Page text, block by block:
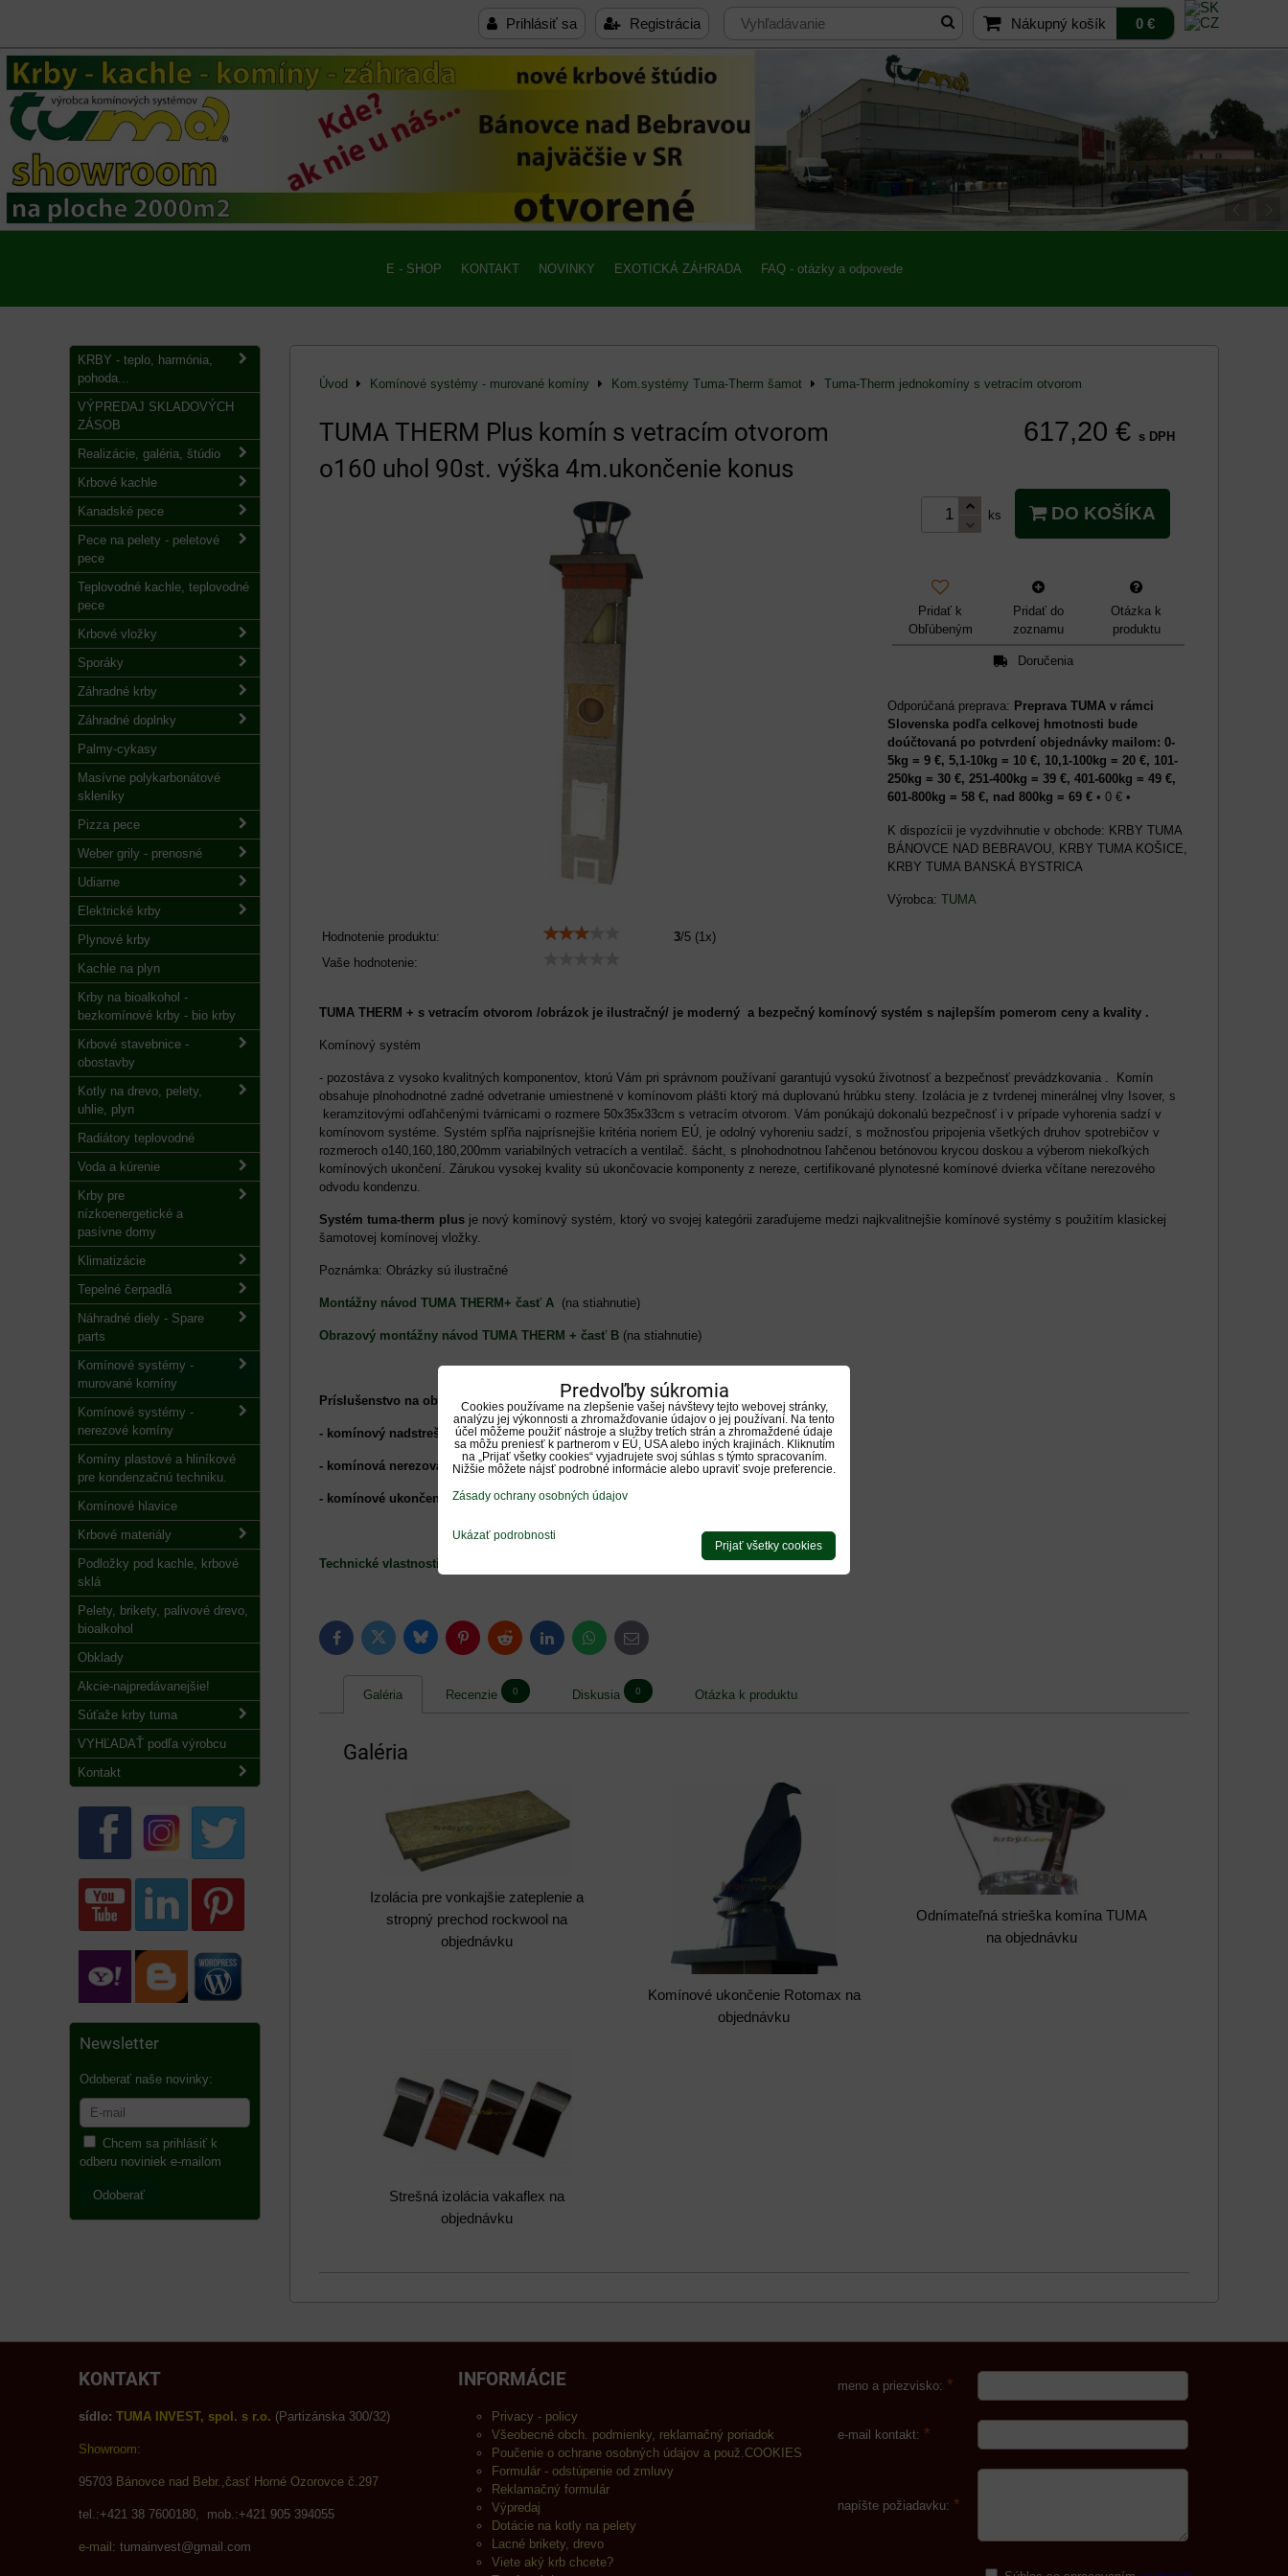
Prihlásiť sa Registrácia Nákupný košík 0 €
E - SHOP KONTAKT NOVINKY EXOTICKÁ ZÁHRADA FAQ - otázky a odpovede
Úvod Komínové systémy - murované komíny Kom.systémy Tuma-Therm šamot Tuma-Therm jednokomíny s vetracím otvorom
TUMA THERM Plus komín s vetracím otvorom
o160 uhol 90st. výška 4m.ukončenie konus
Hodnotenie produktu: 3/5 (1x)
Vaše hodnotenie:
617,20 € s DPH
ks DO KOŠÍKA
Pridať k
Obľúbeným
Pridať do
zoznamu
Otázka k
produktu
Doručenia
Preprava TUMA v rámci
Slovenska podľa celkovej hmotnosti bude
doúčtovaná po potvrdení objednávky mailom: 0-
5kg = 9 €, 5,1-10kg = 10 €, 10,1-100kg = 20 €, 101-
250kg = 30 €, 251-400kg = 39 €, 401-600kg = 49 €,
601-800kg = 58 €, nad 800kg = 69 € • 0 € •
KRBY TUMA
BÁNOVCE NAD BEBRAVOU, KRBY TUMA KOŠICE,
KRBY TUMA BANSKÁ BYSTRICA
Výrobca: TUMA
TUMA THERM + s vetracím otvorom /obrázok je ilustračný/ je moderný a bezpečný komínový systém s najlepším pomerom ceny a kvality .
Komínový systém
- pozostáva z vysoko kvalitných komponentov, ktorú Vám pri správnom používaní garantujú vysokú životnosť a bezpečnosť prevádzkovania . Komín
obsahuje plnohodnotné zadné odvetranie umiestnené v komínovom plášti ktorý má duplovanú hrúbku steny. Izolácia je z tvrdenej minerálnej vlny Isover, s
keramzitovými odľahčenými tvárnicami o rozmere 50x35x33cm s vetracím otvorom. Vám ponúkajú dokonalú bezpečnosť i v prípade vyhorenia sadzí v
komínovom systéme. Systém spľňa najprísnejšie kritéria noriem EÚ, je odolný vyhoreniu sadzí, s možnosťou pripojenia všetkých druhov spotrebičov v
rozmeroch o140,160,180,200mm variabilných vetracích a ventilač. šácht, s plnohodnotnou ľahčenou betónovou krycou doskou a výberom niekoľkých
komínových ukončení. Zárukou vysokej kvality sú ukončovacie komponenty z nereze, certifikované plynotesné komínové dvierka včítane nerezového
odvodu kondenzu.
Systém tuma-therm plus je nový komínový systém, ktorý vo svojej kategórii zaraďujeme medzi najkvalitnejšie komínové systémy s použitím klasickej
šamotovej komínovej vložky.
Poznámka: Obrázky sú ilustračné
Montážny návod TUMA THERM+ časť A (na stiahnutie)
Obrazový montážny návod TUMA THERM + časť B (na stiahnutie)
Príslušenstvo na objednávku:
- komínový nadstrešný dekorverzia tehla výška 7,2cm (objednať)
- komínová nerezová odnímateľná strieška(objednať)
- komínové ukončenie Rotomax, Turbomax cenapodľa veľkosti a typu
Technické vlastnosti
FacebookTwitter BlueskyPinterestReddit LinkedInWhatsApp
E-
mail
Galéria Recenzie 0 Diskusia 0 Otázka k produktu
Galéria
Izolácia pre vonkajšie zateplenie a
stropný prechod rockwool na
objednávku
Komínové ukončenie Rotomax na
objednávku
Odnímateľná strieška komína TUMA
na objednávku
Strešná izolácia vakaflex na
objednávku
KRBY - teplo, harmónia,
pohoda...
VÝPREDAJ SKLADOVÝCH
ZÁSOB
Realizácie, galéria, štúdio
Krbové kachle
Kanadské pece
Pece na pelety - peletové
pece
Teplovodné kachle, teplovodné
pece
Krbové vložky
Sporáky
Záhradné krby
Záhradné doplnky
Palmy-cykasy
Masívne polykarbonátové
skleníky
Pizza pece
Weber grily - prenosné
Udiarne
Elektrické krby
Plynové krby
Kachle na plyn
Krby na bioalkohol -
bezkomínové krby - bio krby
Krbové stavebnice -
obostavby
Kotly na drevo, pelety,
uhlie, plyn
Radiátory teplovodné
Voda a kúrenie
Krby pre
nízkoenergetické a
pasívne domy
Klimatizácie
Tepelné čerpadlá
Náhradné diely - Spare
parts
Komínové systémy -
murované komíny
Komínové systémy -
nerezové komíny
Komíny plastové a hliníkové
pre kondenzačnú techniku.
Komínové hlavice
Krbové materiály
Podložky pod kachle, krbové
sklá
Pelety, brikety, palivové drevo,
bioalkohol
Obklady
Akcie-najpredávanejšie!
Súťaže krby tuma
VYHĽADAŤ podľa výrobcu
Kontakt
Newsletter
Odoberať naše novinky:
Chcem sa prihlásiť k
odberu noviniek e-mailom
Odoberať
KONTAKT
sídlo: TUMA INVEST, spol. s r.o. (Partizánska 300/32)
Showroom:
95703 Bánovce nad Bebr.,časť Horné Ozorovce č.297
tel.:+421 38 7600180, mob.:+421 905 394055
e-mail: tumainvest@gmail.com
INFORMÁCIE
Privacy - policy
Všeobecné obch. podmienky, reklamačný poriadok
Poučenie o ochrane osobných údajov a použ.COOKIES
Formulár - odstúpenie od zmluvy
Reklamačný formulár
Výpredaj
Dotácie na kotly na pelety
Lacné brikety, drevo
Viete aký krb chcete?
meno a priezvisko: *
e-mail kontakt: *
napíšte požiadavku: *
Predvoľby súkromia
Cookies používame na zlepšenie vašej návštevy tejto webovej stránky,
analýzu jej výkonnosti a zhromažďovanie údajov o jej používaní. Na tento
účel môžeme použiť nástroje a služby tretích strán a zhromaždené údaje
sa môžu preniesť k partnerom v EÚ, USA alebo iných krajinách. Kliknutím
na „Prijať všetky cookies“ vyjadrujete svoj súhlas s týmto spracovaním.
Nižšie môžete nájsť podrobné informácie alebo upraviť svoje preferencie.
Zásady ochrany osobných údajov
Ukázať podrobnosti
Prijať všetky cookies